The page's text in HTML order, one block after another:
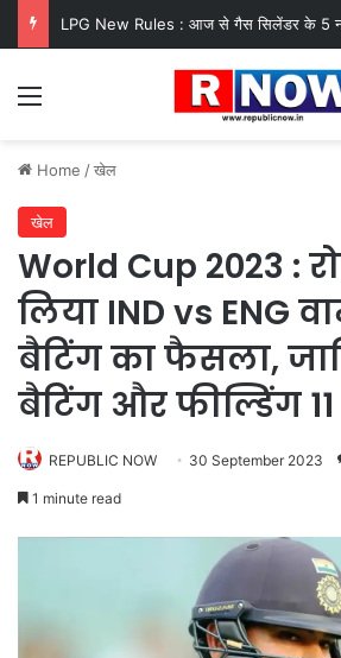
Menu
Home /खेल
खेल
World Cup 2023 :
लिया IND vs ENG
बैटिंग का फैसला,
बैटिंग और फील्डिंग 11
REPUBLIC NOW 30 September 2023
1 minute read